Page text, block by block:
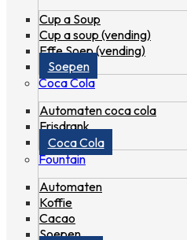
Cup a Soup
Cup a soup (vending)
Effe Soep (vending)
Soepen
Coca Cola
Automaten coca cola
Frisdrank
Coca Cola
Fountain
Automaten
Koffie
Cacao
Soepen